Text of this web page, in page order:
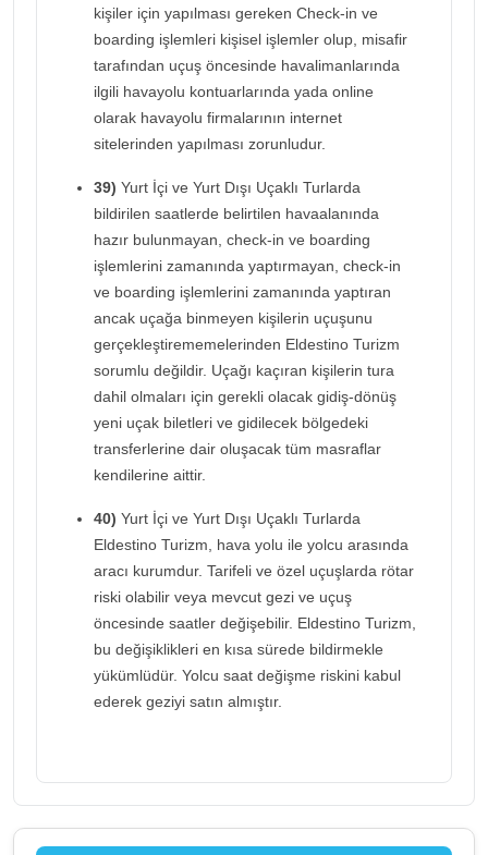
kişiler için yapılması gereken Check-in ve
boarding işlemleri kişisel işlemler olup, misafir
tarafından uçuş öncesinde havalimanlarında
ilgili havayolu kontuarlarında yada online
olarak havayolu firmalarının internet
sitelerinden yapılması zorunludur.
39) Yurt İçi ve Yurt Dışı Uçaklı Turlarda
bildirilen saatlerde belirtilen havaalanında
hazır bulunmayan, check-in ve boarding
işlemlerini zamanında yaptırmayan, check-in
ve boarding işlemlerini zamanında yaptıran
ancak uçağa binmeyen kişilerin uçuşunu
gerçekleştirememelerinden Eldestino Turizm
sorumlu değildir. Uçağı kaçıran kişilerin tura
dahil olmaları için gerekli olacak gidiş-dönüş
yeni uçak biletleri ve gidilecek bölgedeki
transferlerine dair oluşacak tüm masraflar
kendilerine aittir.
40) Yurt İçi ve Yurt Dışı Uçaklı Turlarda
Eldestino Turizm, hava yolu ile yolcu arasında
aracı kurumdur. Tarifeli ve özel uçuşlarda rötar
riski olabilir veya mevcut gezi ve uçuş
öncesinde saatler değişebilir. Eldestino Turizm,
bu değişiklikleri en kısa sürede bildirmekle
yükümlüdür. Yolcu saat değişme riskini kabul
ederek geziyi satın almıştır.